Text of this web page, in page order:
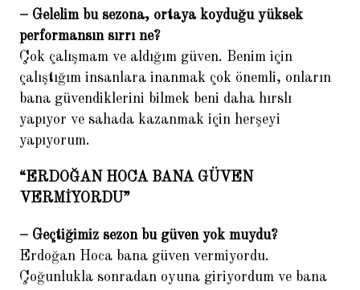
2.
Juan Mata: Türkiye maçını
unutamam
3. Hulk: Ailemin tek umuduydum
4. Nuria: Güiza bizi evden attı
5.
Portekiz: Sporting Lizbon
Akademi ‘Akademi Sporting’in
6.
Ogan Tarhan: Gökhan Gönül’e
Abdullah Avcı: Eleştiri Terim’e
değil Türk futboluna
– Gelelim bu sezona, ortaya koyduğu yüksek
performansın sırrı ne?
Çok çalışmam ve aldığım güven. Benim için
çalıştığım insanlara inanmak çok önemli, onların
bana güvendiklerini bilmek beni daha hırslı
yapıyor ve sahada kazanmak için herşeyi
yapıyorum.
“ERDOĞAN HOCA BANA GÜVEN
VERMİYORDU”
– Geçtiğimiz sezon bu güven yok muydu?
Erdoğan Hoca bana güven vermiyordu.
Çoğunlukla sonradan oyuna giriyordum ve bana